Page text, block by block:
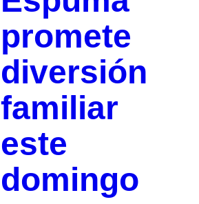
promete
diversión
familiar
este
domingo